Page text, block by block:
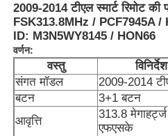
2009-2014 टीएल स्मार्ट रिमोट
FSK313.8MHz / PCF7945A /
ID: M3N5WY8145 / HON66
वर्णन:
वस्तु
विनिर्देश
संगत मॉडल
2009-2014
बटन
3+1 बटन
आवृत्ति
313.8 मेगाहर्ट्ज
एफएसके